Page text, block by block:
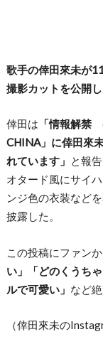
歌手の倖田來未が
撮影カットを公開し
倖田は 「情報解禁
CHINA」に倖田來
れています」 と報
オタード風にサイ
ンジ色の衣装など
披露した。
この投稿にファンか
い」「どのくうち
ルで可愛い」 など
（倖田來未の